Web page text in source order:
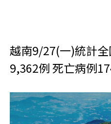
越南9/27(一)統計
9,362例 死亡病例